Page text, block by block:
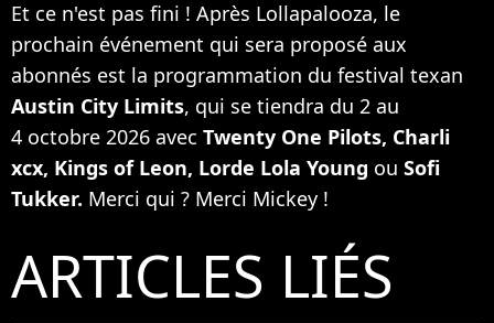
Et ce n'est pas fini ! Après Lollapalooza, le
prochain événement qui sera proposé aux
abonnés est la programmation du festival texan
Austin City Limits, qui se tiendra du 2 au
4 octobre 2026 avec Twenty One Pilots, Charli
xcx, Kings of Leon, Lorde Lola Young ou Sofi
Tukker. Merci qui ? Merci Mickey !
ARTICLES LIÉS